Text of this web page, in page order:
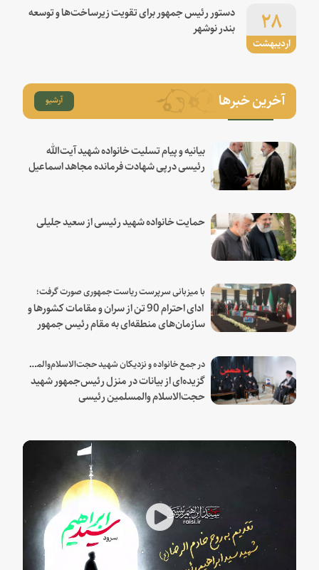
اردیبهشت
۲۸
دستور رئیس جمهور برای تقویت زیرساخت‌ها و توسعه
بندر نوشهر
آخرین خبرها آرشیو
بیانیه و پیام تسلیت خانواده شهید آیت‌الله
رئیسی درپی شهادت فرمانده مجاهد اسماعیل
حمایت خانواده شهید رئیسی از سعید جلیلی
با میزبانی سرپرست ریاست جمهوری صورت گرفت؛
ادای احترام 90 تن از سران و مقامات کشورها و
سازمان‌های منطقه‌ای به مقام رئیس جمهور
در جمع خانواده و نزدیکان شهید حجت‌الاسلام‌والمسلمین رئیسی:
گزیده‌ای از بیانات در منزل رئیس‌جمهور شهید
حجت‌الاسلام والمسلمین رئیسی
Play